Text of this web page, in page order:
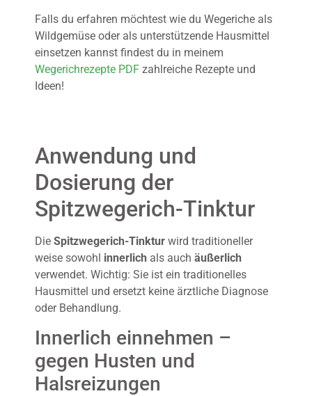
Falls du erfahren möchtest wie du Wegeriche als
Wildgemüse oder als unterstützende Hausmittel
einsetzen kannst findest du in meinem
Wegerichrezepte PDF zahlreiche Rezepte und
Ideen!
Anwendung und
Dosierung der
Spitzwegerich-Tinktur
Die Spitzwegerich-Tinktur wird traditioneller
weise sowohl innerlich als auch äußerlich
verwendet. Wichtig: Sie ist ein traditionelles
Hausmittel und ersetzt keine ärztliche Diagnose
oder Behandlung.
Innerlich einnehmen –
gegen Husten und
Halsreizungen